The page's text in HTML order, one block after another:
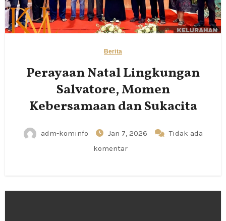
Berita
Perayaan Natal Lingkungan
Salvatore, Momen
Kebersamaan dan Sukacita
adm-kominfo Jan 7, 2026
Tidak ada
komentar